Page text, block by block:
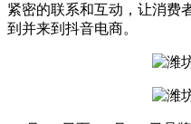
紧密的联系和互动，让消费
到并来到抖音电商。